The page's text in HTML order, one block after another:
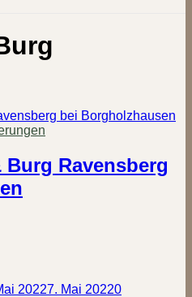
Ravensberg
20227. Mai 20220